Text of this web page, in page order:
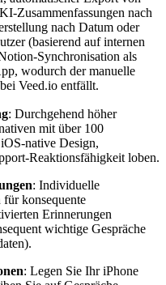
Zusammenfassungen nach
nach Datum oder
(basierend auf internen
Synchronisation als
wodurch der manuelle
Veed.io entfällt.
: Durchgehend höher
mit über 100
native Design,
Reaktionsfähigkeit loben.
: Individuelle
konsequente
Erinnerungen
wichtige Gespräche
: Legen Sie Ihr iPhone